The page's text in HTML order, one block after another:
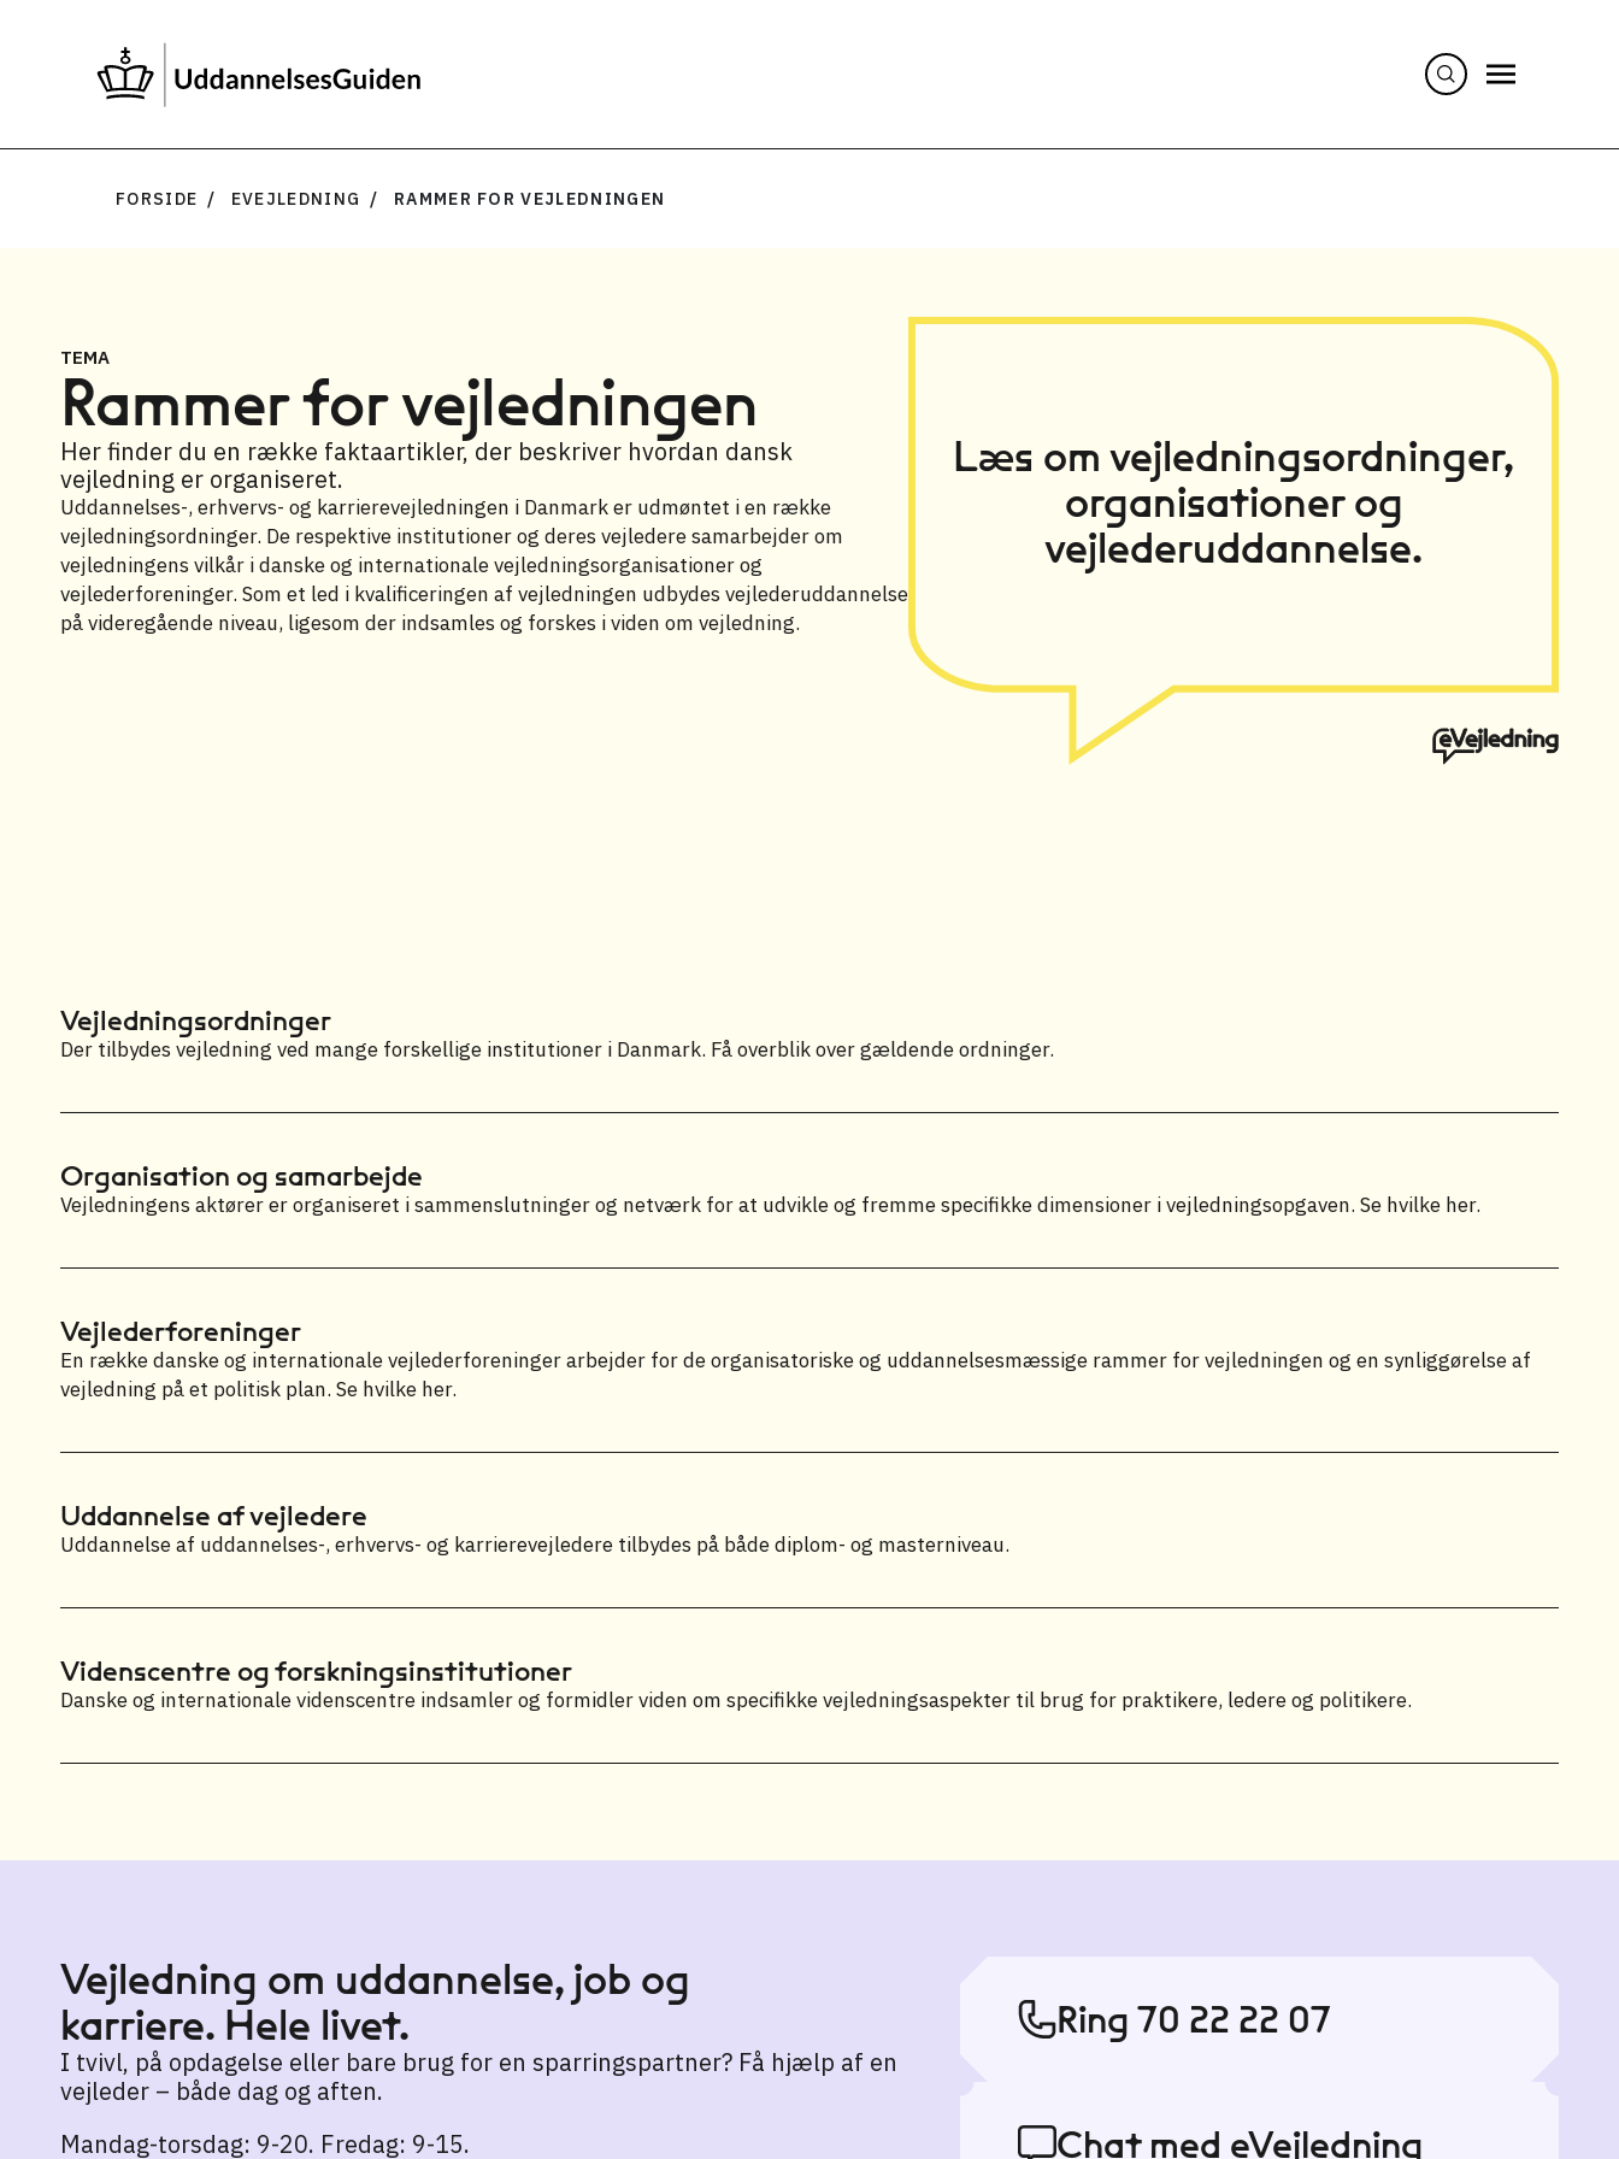
FORSIDE EVEJLEDNING RAMMER FOR VEJLEDNINGEN
TEMA
Rammer for vejledningen
Her finder du en række faktaartikler, der beskriver hvordan dansk
vejledning er organiseret.
Uddannelses-, erhvervs- og karrierevejledningen i Danmark er udmøntet i en række
vejledningsordninger. De respektive institutioner og deres vejledere samarbejder om
vejledningens vilkår i danske og internationale vejledningsorganisationer og
vejlederforeninger. Som et led i kvalificeringen af vejledningen udbydes vejlederuddannelse
på videregående niveau, ligesom der indsamles og forskes i viden om vejledning.
Læs om vejledningsordninger,
organisationer og
vejlederuddannelse.
Vejledningsordninger
Der tilbydes vejledning ved mange forskellige institutioner i Danmark. Få overblik over gældende ordninger.
Organisation og samarbejde
Vejledningens aktører er organiseret i sammenslutninger og netværk for at udvikle og fremme specifikke dimensioner i vejledningsopgaven. Se hvilke her.
Vejlederforeninger
En række danske og internationale vejlederforeninger arbejder for de organisatoriske og uddannelsesmæssige rammer for vejledningen og en synliggørelse af
vejledning på et politisk plan. Se hvilke her.
Uddannelse af vejledere
Uddannelse af uddannelses-, erhvervs- og karrierevejledere tilbydes på både diplom- og masterniveau.
Videnscentre og forskningsinstitutioner
Danske og internationale videnscentre indsamler og formidler viden om specifikke vejledningsaspekter til brug for praktikere, ledere og politikere.
Vejledning om uddannelse, job og
karriere. Hele livet.
I tvivl, på opdagelse eller bare brug for en sparringspartner? Få hjælp af en
vejleder – både dag og aften.
Mandag-torsdag: 9-20. Fredag: 9-15.
Ring 70 22 22 07
Chat med eVejledning